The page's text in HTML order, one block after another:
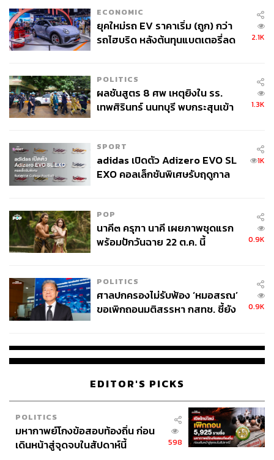
ECONOMIC
ยุคใหม่รถ EV ราคาเริ่ม (ถูก) กว่า
รถไฮบริด หลังต้นทุนแบตเตอรี่ลด
2.1K
POLITICS
ผลชันสูตร 8 ศพ เหตุยิงใน รร.
เทพศิรินทร์ นนทบุรี พบกระสุนเข้า
1.3K
SPORT
adidas เปิดตัว Adizero EVO SL
EXO คอลเล็กชันพิเศษรับฤดูกาล
1K
POP
นาคี๓ ครุฑา นาคี เผยภาพชุดแรก
พร้อมปักวันฉาย 22 ต.ค. นี้
0.9K
POLITICS
ศาลปกครองไม่รับฟ้อง ‘หมอสรณ’
ขอเพิกถอนมติสรรหา กสทช. ชี้ยัง
0.9K
EDITOR'S PICKS
POLITICS
มหากาพย์โกงข้อสอบท้องถิ่น ก่อน
เดินหน้าสู่จุดจบในสัปดาห์นี้
598